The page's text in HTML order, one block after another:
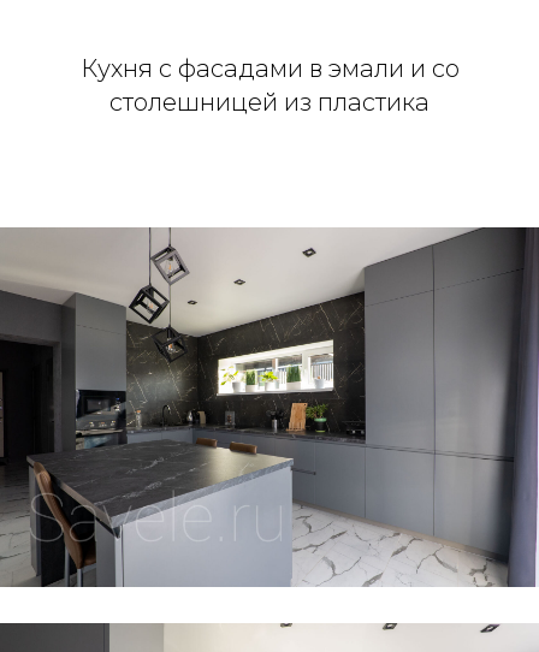
Кухня c фасадами в эмали и со
столешницей из пластика